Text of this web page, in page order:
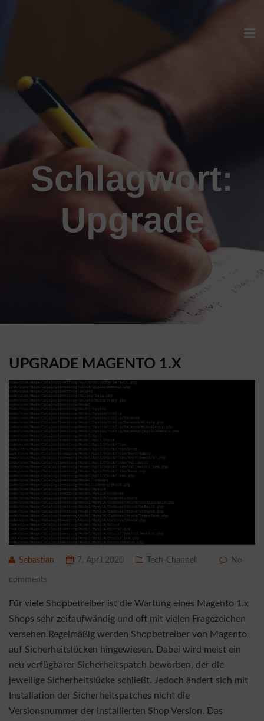
Schlagwort:
Upgrade
UPGRADE MAGENTO 1.X
Sebastian 7. April 2020 Tech-Channel No
comments
Für viele Shopbetreiber ist die Wartung eines Magento 1.x
Shops sehr zeitaufwändig und oft mit vielen Fragezeichen
versehen.Regelmäßig werden Shopbetreiber von Magento
auf Sicherheitslücken hingewiesen. Dabei wird meist ein
neu verfügbarer Sicherheitspatch beworben, der die
jeweilige Sicherheitslücke schließt. Jedoch ändert sich mit
Installation der Sicherheitspatches nicht die
Versionsnummer der installierten Shop Version. Das